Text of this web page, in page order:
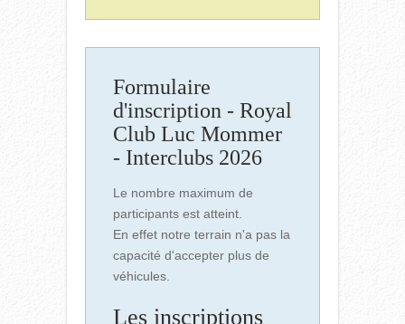
Formulaire
d'inscription - Royal
Club Luc Mommer
- Interclubs 2026
Le nombre maximum de
participants est atteint.
En effet notre terrain n'a pas la
capacité d'accepter plus de
véhicules.
Les inscriptions